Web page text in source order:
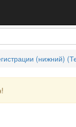
(нижний)